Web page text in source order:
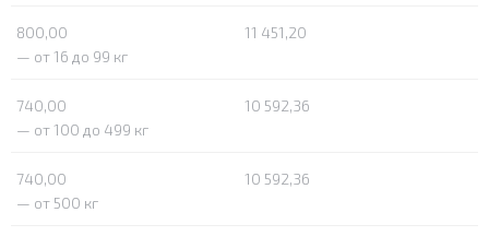
800,00
11 451,20
— от 16 до 99 кг
740,00
10 592,36
— от 100 до 499 кг
740,00
10 592,36
— от 500 кг